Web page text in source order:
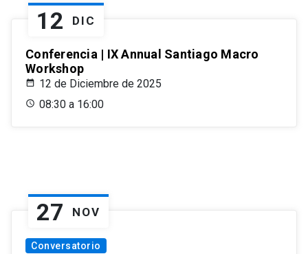
12 DIC
Conferencia | IX Annual Santiago Macro
Workshop
12 de Diciembre de 2025
08:30 a 16:00
27 NOV
Conversatorio